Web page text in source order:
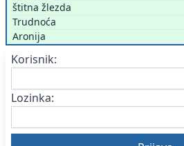
štitna žlezda
Trudnoća
Aronija
Korisnik:
Lozinka: